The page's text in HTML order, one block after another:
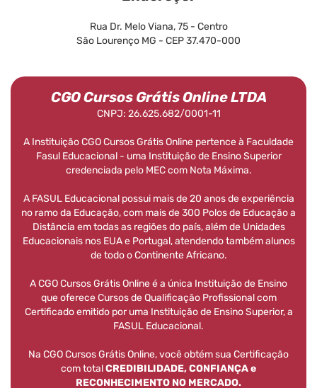
Rua Dr. Melo Viana, 75 - Centro
São Lourenço MG - CEP 37.470-000
CGO Cursos Grátis Online LTDA
CNPJ: 26.625.682/0001-11
A Instituição CGO Cursos Grátis Online pertence à Faculdade
Fasul Educacional - uma Instituição de Ensino Superior
credenciada pelo MEC com Nota Máxima.
A FASUL Educacional possui mais de 20 anos de experiência
no ramo da Educação, com mais de 300 Polos de Educação a
Distância em todas as regiões do país, além de Unidades
Educacionais nos EUA e Portugal, atendendo também alunos
de todo o Continente Africano.
A CGO Cursos Grátis Online é a única Instituição de Ensino
que oferece Cursos de Qualificação Profissional com
Certificado emitido por uma Instituição de Ensino Superior, a
FASUL Educacional.
Na CGO Cursos Grátis Online, você obtém sua Certificação
com totalCREDIBILIDADE, CONFIANÇA e
RECONHECIMENTO NO MERCADO.